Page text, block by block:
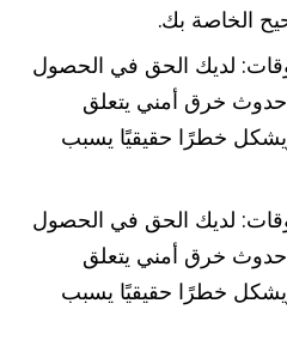
الخاصة بك.
لديك الحق في الحصول
خرق أمني يتعلق
خطرًا حقيقيًا يسبب
لديك الحق في الحصول
خرق أمني يتعلق
خطرًا حقيقيًا يسبب